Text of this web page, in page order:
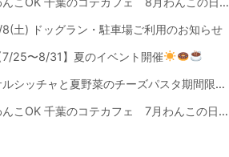
土) ドッグラン・駐車場ご利用のお知らせ
7/25〜8/31】夏のイベント開催
サルシッチャと夏野菜のチーズパスタ期間限定新メニュー登場！
わんこOK 千葉のコテカフェ 7月わんこの日 白身魚とカラフルやさいのオムレツ